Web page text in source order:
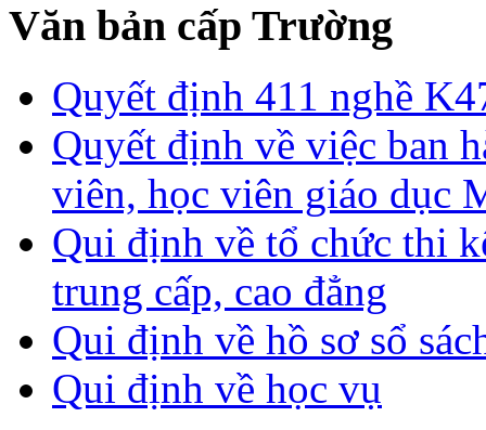
Văn bản cấp Trường
Quyết định 411 nghề
Quyết định về việc ban
viên, học viên giáo dục
Qui định về tổ chức thi
trung cấp, cao đẳng
Qui định về hồ sơ sổ
Qui định về học vụ